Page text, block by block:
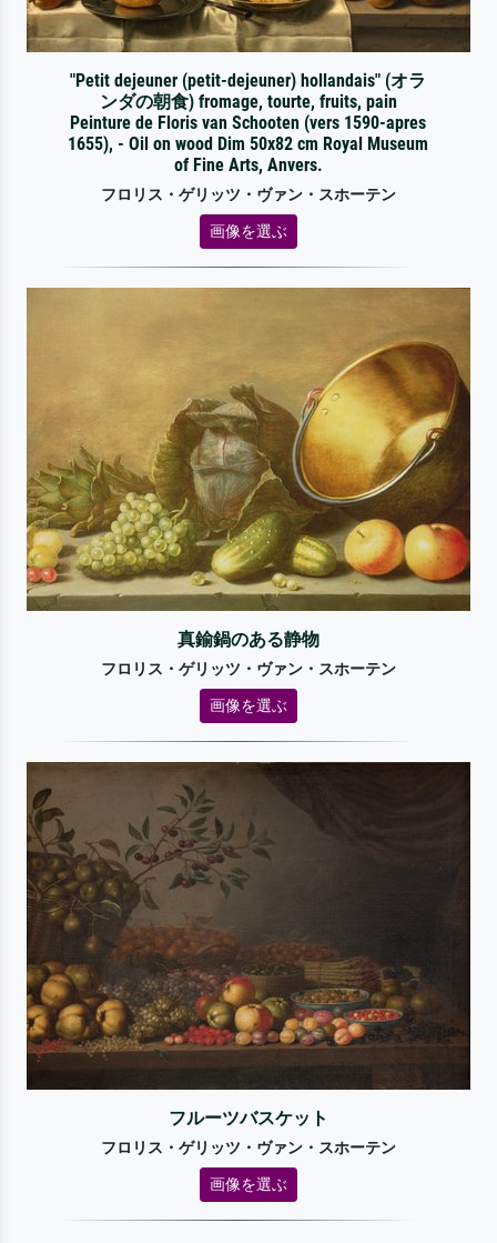
"Petit dejeuner (petit-dejeuner) hollandais" (オラ
ンダの朝食) fromage, tourte, fruits, pain
Peinture de Floris van Schooten (vers 1590-apres
1655), - Oil on wood Dim 50x82 cm Royal Museum
of Fine Arts, Anvers.
フロリス・ゲリッツ・ヴァン・スホーテン
画像を選ぶ
真鍮鍋のある静物
フロリス・ゲリッツ・ヴァン・スホーテン
画像を選ぶ
フルーツバスケット
フロリス・ゲリッツ・ヴァン・スホーテン
画像を選ぶ